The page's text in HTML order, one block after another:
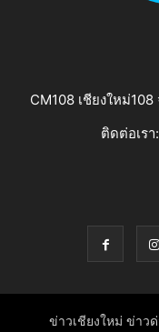
CM108 เชียงใหม่
ติดต่อเรา:
ข่าวเชียงใหม่ ข่าว